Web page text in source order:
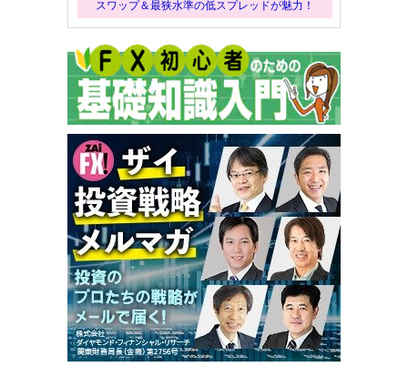
スワップ＆最狭水準の低スプレッドが魅力！